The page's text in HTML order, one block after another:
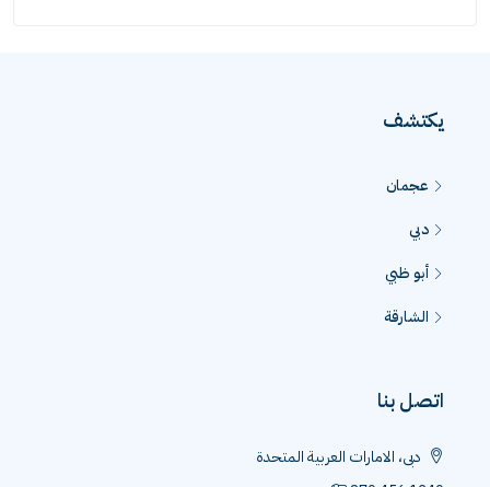
يكتشف
عجمان
دبي
أبو ظبي
الشارقة
اتصل بنا
دبى، الامارات العربية المتحدة